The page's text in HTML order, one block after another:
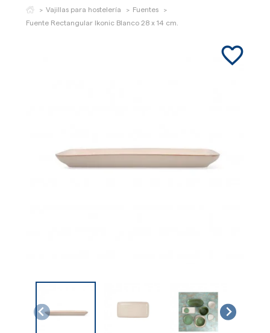
Vajillas para hostelería
Fuentes
Fuente Rectangular Ikonic Blanco 28 x 14 cm.
favorite_border